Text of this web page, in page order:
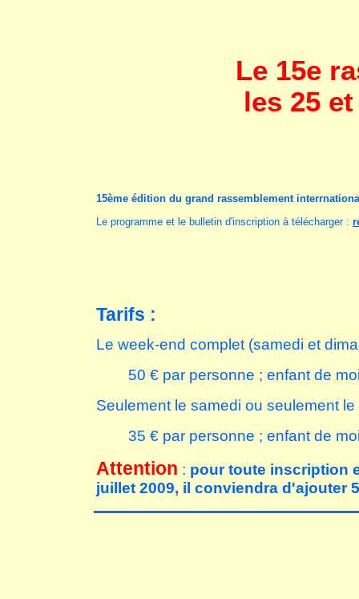
Le 15e
les 25
15ème édition du grand rassemblement
Le programme et le bulletin d'inscription à télécharger :
Tarifs :
Le week-end complet (samedi et
50 € par personne ; enfant de
Seulement le samedi ou seulement
35 € par personne ; enfant de
Attention : pour toute inscription
juillet 2009, il conviendra d'ajouter